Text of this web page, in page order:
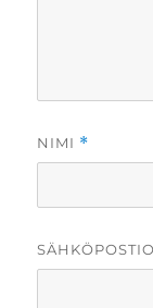
NIMI *